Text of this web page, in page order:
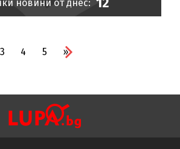
новини от днес:
3 4 5 »